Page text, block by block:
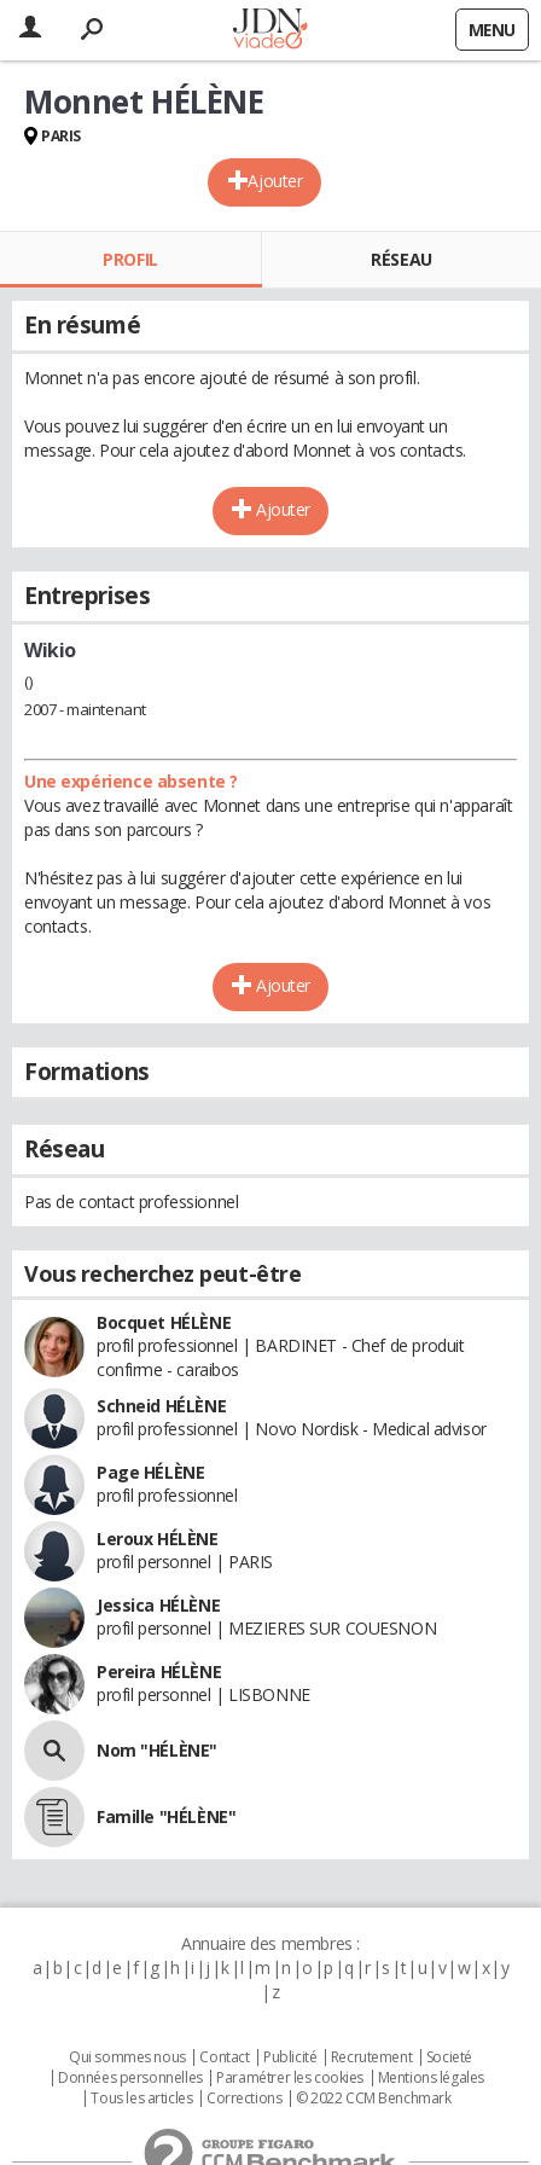
MENU
Ajouter
Monnet HÉLÈNE
PARIS
PROFIL RÉSEAU
En résumé
Monnet n'a pas encore ajouté de résumé à son profil.
Vous pouvez lui suggérer d'en écrire un en lui envoyant un
message. Pour cela ajoutez d'abord Monnet à vos contacts.
Ajouter
Entreprises
Wikio
()
2007 - maintenant
Une expérience absente ?
Vous avez travaillé avec Monnet dans une entreprise qui n'apparaît
pas dans son parcours ?
N'hésitez pas à lui suggérer d'ajouter cette expérience en lui
envoyant un message. Pour cela ajoutez d'abord Monnet à vos
contacts.
Ajouter
Formations
Réseau
Pas de contact professionnel
Vous recherchez peut-être
Bocquet HÉLÈNE
profil professionnel | BARDINET - Chef de produit
confirme - caraibos
Schneid HÉLÈNE
profil professionnel | Novo Nordisk - Medical advisor
Page HÉLÈNE
profil professionnel
Leroux HÉLÈNE
profil personnel | PARIS
Jessica HÉLÈNE
profil personnel | MEZIERES SUR COUESNON
Pereira HÉLÈNE
profil personnel | LISBONNE
Nom "HÉLÈNE"
Famille "HÉLÈNE"
Annuaire des membres :
a b c d e f g h i j k l m n o p q r s t u v w x y
z
Qui sommes nous Contact Publicité Recrutement
Societé
Données personnelles
Paramétrer les cookies
Mentions légales
Tous les articles
Corrections © 2022 CCM Benchmark